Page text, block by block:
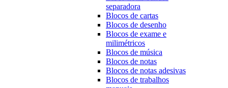
separadora
Blocos de cartas
Blocos de desenho
Blocos de exame e
milimétricos
Blocos de música
Blocos de notas
Blocos de notas adesivas
Blocos de trabalhos